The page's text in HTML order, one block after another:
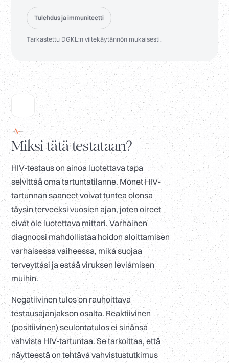
Tulehdus ja immuniteetti
Tarkastettu DGKL:n viitekäytännön mukaisesti.
Miksi tätä testataan?
HIV-testaus on ainoa luotettava tapa
selvittää oma tartuntatilanne. Monet HIV-
tartunnan saaneet voivat tuntea olonsa
täysin terveeksi vuosien ajan, joten oireet
eivät ole luotettava mittari. Varhainen
diagnoosi mahdollistaa hoidon aloittamisen
varhaisessa vaiheessa, mikä suojaa
terveyttäsi ja estää viruksen leviämisen
muihin.
Negatiivinen tulos on rauhoittava
testausajanjakson osalta. Reaktiivinen
(positiivinen) seulontatulos ei sinänsä
vahvista HIV-tartuntaa. Se tarkoittaa, että
näytteestä on tehtävä vahvistustutkimus